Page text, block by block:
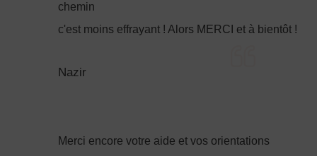
chemin
c'est moins effrayant ! Alors MERCI et à bientôt !
Nazir
Merci encore votre aide et vos orientations